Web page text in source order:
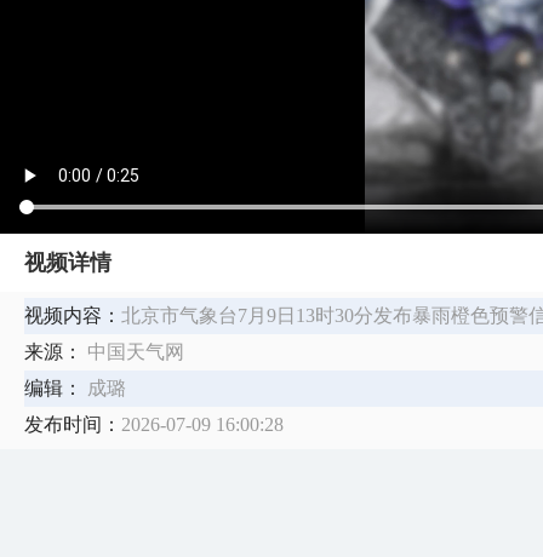
视频详情
视频内容： 北京市气象台7月9日13时30分发布暴雨橙色预警
来源：
中国天气网
编辑：
成璐
发布时间： 2026-07-09 16:00:28